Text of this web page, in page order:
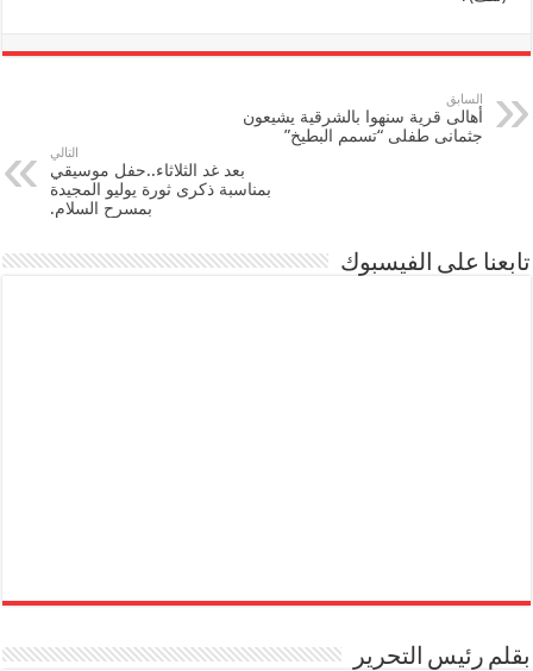
السابق
أهالى قرية سنهوا بالشرقية يشيعون
جثمانى طفلى “تسمم البطيخ”
التالي
بعد غد الثلاثاء..حفل موسيقي
بمناسبة ذكرى ثورة يوليو المجيدة
بمسرح السلام.
تابعنا على الفيسبوك
بقلم رئيس التحرير